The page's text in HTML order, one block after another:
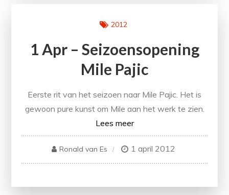
2012
1 Apr – Seizoensopening
Mile Pajic
Eerste rit van het seizoen naar Mile Pajic. Het is
gewoon pure kunst om Mile aan het werk te zien.
Lees meer
Ronald van Es 1 april 2012